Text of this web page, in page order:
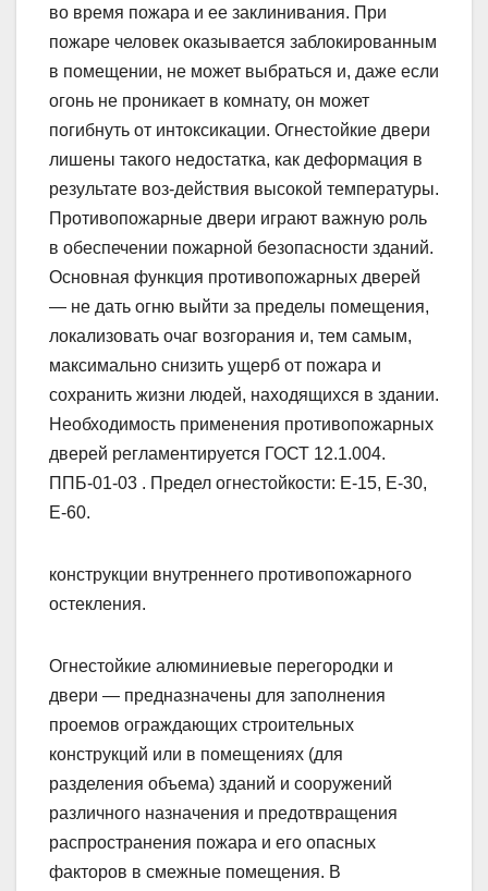
во время пожара и ее заклинивания. При
пожаре человек оказывается заблокированным
в помещении, не может выбраться и, даже если
огонь не проникает в комнату, он может
погибнуть от интоксикации. Огнестойкие двери
лишены такого недостатка, как деформация в
результате воз-действия высокой температуры.
Противопожарные двери играют важную роль
в обеспечении пожарной безопасности зданий.
Основная функция противопожарных дверей
— не дать огню выйти за пределы помещения,
локализовать очаг возгорания и, тем самым,
максимально снизить ущерб от пожара и
сохранить жизни людей, находящихся в здании.
Необходимость применения противопожарных
дверей регламентируется ГОСТ 12.1.004.
ППБ-01-03 . Предел огнестойкости: Е-15, Е-30,
Е-60.
конструкции внутреннего противопожарного
остекления.
Огнестойкие алюминиевые перегородки и
двери — предназначены для заполнения
проемов ограждающих строительных
конструкций или в помещениях (для
разделения объема) зданий и сооружений
различного назначения и предотвращения
распространения пожара и его опасных
факторов в смежные помещения. В